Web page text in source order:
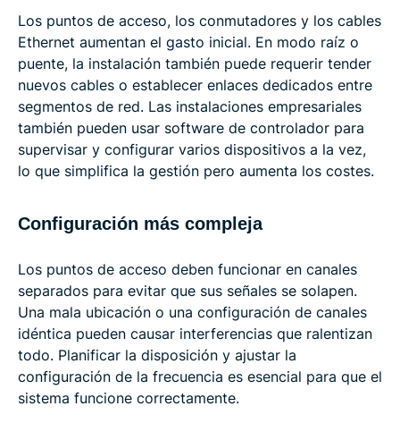
Los puntos de acceso, los conmutadores y los cables
Ethernet aumentan el gasto inicial. En modo raíz o
puente, la instalación también puede requerir tender
nuevos cables o establecer enlaces dedicados entre
segmentos de red. Las instalaciones empresariales
también pueden usar software de controlador para
supervisar y configurar varios dispositivos a la vez,
lo que simplifica la gestión pero aumenta los costes.
Configuración más compleja
Los puntos de acceso deben funcionar en canales
separados para evitar que sus señales se solapen.
Una mala ubicación o una configuración de canales
idéntica pueden causar interferencias que ralentizan
todo. Planificar la disposición y ajustar la
configuración de la frecuencia es esencial para que el
sistema funcione correctamente.